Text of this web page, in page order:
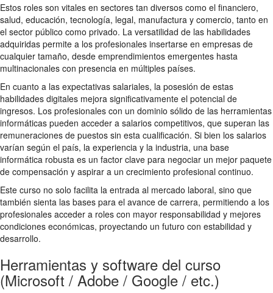
Estos roles son vitales en sectores tan diversos como el financiero,
salud, educación, tecnología, legal, manufactura y comercio, tanto en
el sector público como privado. La versatilidad de las habilidades
adquiridas permite a los profesionales insertarse en empresas de
cualquier tamaño, desde emprendimientos emergentes hasta
multinacionales con presencia en múltiples países.
En cuanto a las expectativas salariales, la posesión de estas
habilidades digitales mejora significativamente el potencial de
ingresos. Los profesionales con un dominio sólido de las herramientas
informáticas pueden acceder a salarios competitivos, que superan las
remuneraciones de puestos sin esta cualificación. Si bien los salarios
varían según el país, la experiencia y la industria, una base
informática robusta es un factor clave para negociar un mejor paquete
de compensación y aspirar a un crecimiento profesional continuo.
Este curso no solo facilita la entrada al mercado laboral, sino que
también sienta las bases para el avance de carrera, permitiendo a los
profesionales acceder a roles con mayor responsabilidad y mejores
condiciones económicas, proyectando un futuro con estabilidad y
desarrollo.
Herramientas y software del curso
(Microsoft / Adobe / Google / etc.)